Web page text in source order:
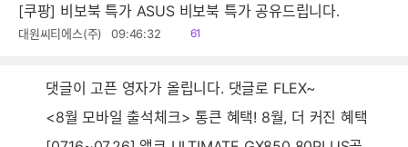
[쿠팡] 비보북 특가 ASUS 비보북 특가 공유드립니다.
대원씨티에스(주) 09:46:32
읽
61
댓글이 고픈 영자가 올립니다. 댓글로 FLEX~
<8월 모바일 출석체크> 통큰 혜택! 8월, 더 커진 혜택